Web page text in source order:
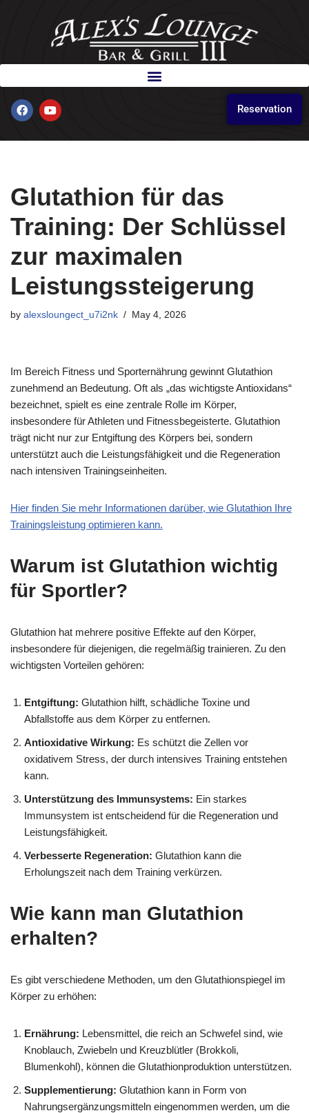
Reservation
Glutathion für das
Training: Der Schlüssel
zur maximalen
Leistungssteigerung
by alexsloungect_u7i2nk May 4, 2026
Im Bereich Fitness und Sporternährung gewinnt Glutathion
zunehmend an Bedeutung. Oft als „das wichtigste Antioxidans“
bezeichnet, spielt es eine zentrale Rolle im Körper,
insbesondere für Athleten und Fitnessbegeisterte. Glutathion
trägt nicht nur zur Entgiftung des Körpers bei, sondern
unterstützt auch die Leistungsfähigkeit und die Regeneration
nach intensiven Trainingseinheiten.
Hier finden Sie mehr Informationen darüber, wie Glutathion Ihre
Trainingsleistung optimieren kann.
Warum ist Glutathion wichtig
für Sportler?
Glutathion hat mehrere positive Effekte auf den Körper,
insbesondere für diejenigen, die regelmäßig trainieren. Zu den
wichtigsten Vorteilen gehören:
Entgiftung: Glutathion hilft, schädliche Toxine und
Abfallstoffe aus dem Körper zu entfernen.
Antioxidative Wirkung: Es schützt die Zellen vor
oxidativem Stress, der durch intensives Training entstehen
kann.
Unterstützung des Immunsystems: Ein starkes
Immunsystem ist entscheidend für die Regeneration und
Leistungsfähigkeit.
Verbesserte Regeneration: Glutathion kann die
Erholungszeit nach dem Training verkürzen.
Wie kann man Glutathion
erhalten?
Es gibt verschiedene Methoden, um den Glutathionspiegel im
Körper zu erhöhen:
Ernährung: Lebensmittel, die reich an Schwefel sind, wie
Knoblauch, Zwiebeln und Kreuzblütler (Brokkoli,
Blumenkohl), können die Glutathionproduktion unterstützen.
Supplementierung: Glutathion kann in Form von
Nahrungsergänzungsmitteln eingenommen werden, um die